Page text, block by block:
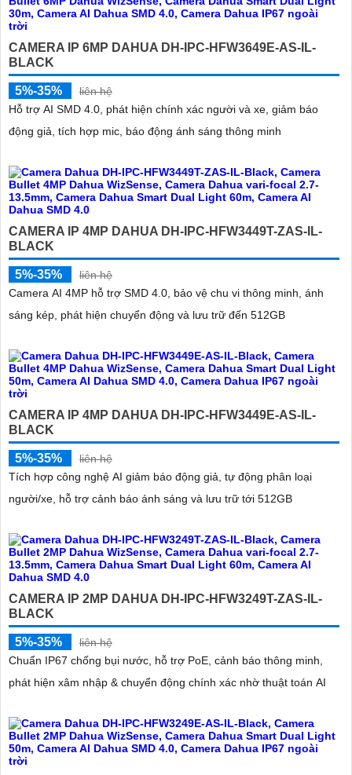
CAMERA IP 6MP DAHUA DH-IPC-HFW3649E-AS-IL-
BLACK
5%-35%
liên hệ
Hỗ trợ AI SMD 4.0, phát hiện chính xác người và xe, giảm báo
động giả, tích hợp mic, báo động ánh sáng thông minh
CAMERA IP 4MP DAHUA DH-IPC-HFW3449T-ZAS-IL-
BLACK
5%-35%
liên hệ
Camera AI 4MP hỗ trợ SMD 4.0, bảo vệ chu vi thông minh, ánh
sáng kép, phát hiện chuyển động và lưu trữ đến 512GB
CAMERA IP 4MP DAHUA DH-IPC-HFW3449E-AS-IL-
BLACK
5%-35%
liên hệ
Tích hợp công nghệ AI giảm báo động giả, tự động phân loại
người/xe, hỗ trợ cảnh báo ánh sáng và lưu trữ tới 512GB
CAMERA IP 2MP DAHUA DH-IPC-HFW3249T-ZAS-IL-
BLACK
5%-35%
liên hệ
Chuẩn IP67 chống bụi nước, hỗ trợ PoE, cảnh báo thông minh,
phát hiện xâm nhập & chuyển động chính xác nhờ thuật toán AI